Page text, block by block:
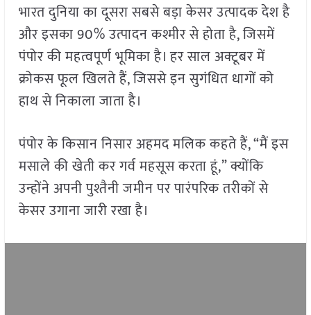
भारत दुनिया का दूसरा सबसे बड़ा केसर उत्पादक देश है
और इसका 90% उत्पादन कश्मीर से होता है, जिसमें
पंपोर की महत्वपूर्ण भूमिका है। हर साल अक्टूबर में
क्रोकस फूल खिलते हैं, जिससे इन सुगंधित धागों को
हाथ से निकाला जाता है।
पंपोर के किसान निसार अहमद मलिक कहते हैं, “मैं इस
मसाले की खेती कर गर्व महसूस करता हूं,” क्योंकि
उन्होंने अपनी पुश्तैनी जमीन पर पारंपरिक तरीकों से
केसर उगाना जारी रखा है।